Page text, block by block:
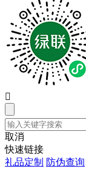

取消
快速链接
礼品定制 防伪查询